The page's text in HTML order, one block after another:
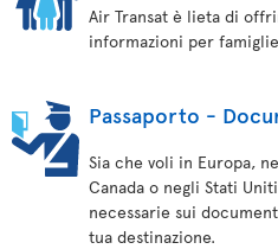
Air Transat è lieta di
informazioni per
Passaporto -
Sia che voli in Europa,
Canada o negli Stati
necessarie sui
tua destinazione.